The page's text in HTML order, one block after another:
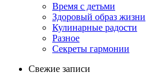
Время с детьми
Здоровый образ жизни
Кулинарные радости
Разное
Секреты гармонии
Свежие записи